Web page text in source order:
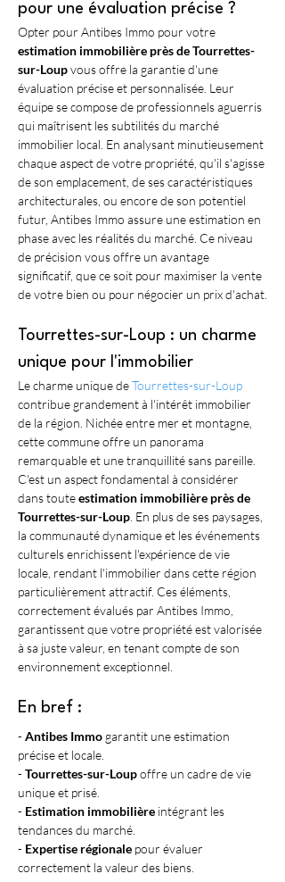
pour une évaluation précise ?
Opter pour Antibes Immo pour votre
estimation immobilière près de Tourrettes-
sur-Loup vous offre la garantie d'une
évaluation précise et personnalisée. Leur
équipe se compose de professionnels aguerris
qui maîtrisent les subtilités du marché
immobilier local. En analysant minutieusement
chaque aspect de votre propriété, qu'il s'agisse
de son emplacement, de ses caractéristiques
architecturales, ou encore de son potentiel
futur, Antibes Immo assure une estimation en
phase avec les réalités du marché. Ce niveau
de précision vous offre un avantage
significatif, que ce soit pour maximiser la vente
de votre bien ou pour négocier un prix d'achat.
Tourrettes-sur-Loup : un charme
unique pour l'immobilier
Le charme unique de Tourrettes-sur-Loup
contribue grandement à l'intérêt immobilier
de la région. Nichée entre mer et montagne,
cette commune offre un panorama
remarquable et une tranquillité sans pareille.
C'est un aspect fondamental à considérer
dans toute estimation immobilière près de
Tourrettes-sur-Loup . En plus de ses paysages,
la communauté dynamique et les événements
culturels enrichissent l'expérience de vie
locale, rendant l'immobilier dans cette région
particulièrement attractif. Ces éléments,
correctement évalués par Antibes Immo,
garantissent que votre propriété est valorisée
à sa juste valeur, en tenant compte de son
environnement exceptionnel.
En bref :
- Antibes Immo garantit une estimation
précise et locale.
- Tourrettes-sur-Loup offre un cadre de vie
unique et prisé.
- Estimation immobilière intégrant les
tendances du marché.
- Expertise régionale pour évaluer
correctement la valeur des biens.